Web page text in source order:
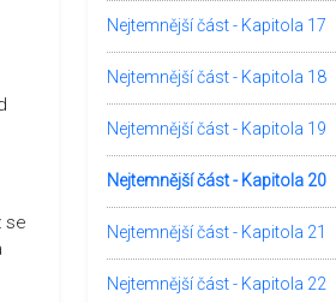
se
Nejtemnější část - Kapitola 17
Nejtemnější část - Kapitola 18
Nejtemnější část - Kapitola 19
Nejtemnější část - Kapitola 20
Nejtemnější část - Kapitola 21
Nejtemnější část - Kapitola 22